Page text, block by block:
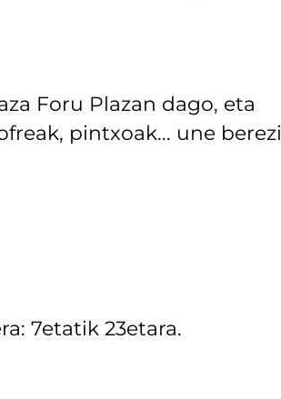
Foru Plazan dago, eta
pintxoak... une berezi
7etatik 23etara.